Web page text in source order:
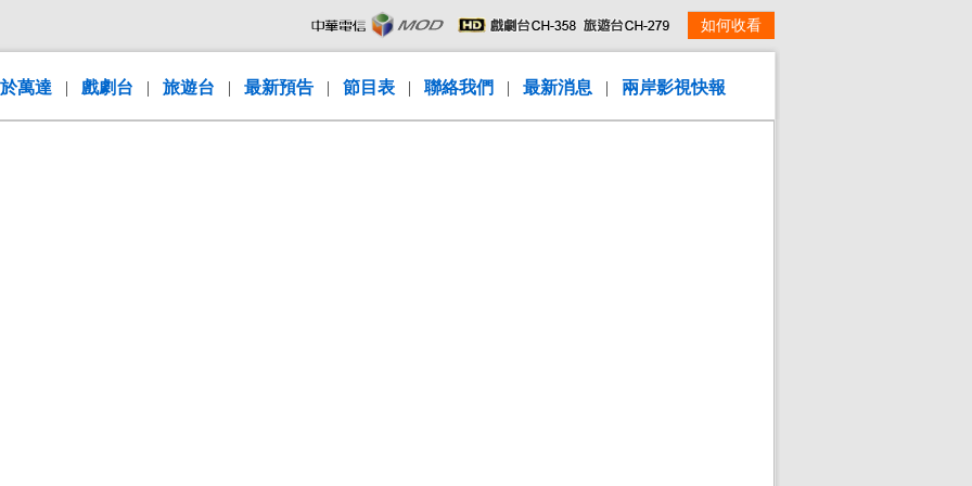
如何收看
萬達 | 戲劇台 | 旅遊台 | 最新預告 | 節目表 | 聯絡我們 | 最新消息 | 兩岸影視快報